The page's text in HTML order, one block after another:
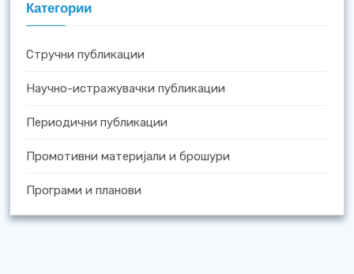
Категории
Стручни публикации
Научно-истражувачки публикации
Периодични публикации
Промотивни материјали и брошури
Програми и планови